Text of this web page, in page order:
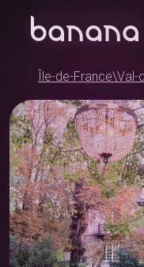
Île-de-France\Val-